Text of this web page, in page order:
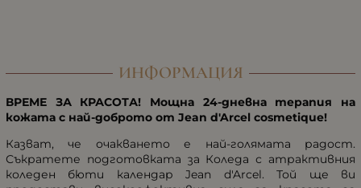
ИНФОРМАЦИЯ
ВРЕМЕ ЗА КРАСОТА! Мощна 24-дневна терапия на
кожата с най-доброто от Jean d'Arcel cosmetique!
Казват, че очакването е най-голямата радост.
Съкратете подготовката за Коледа с атрактивния
коледен бюти календар Jean d'Arcel. Той ще ви